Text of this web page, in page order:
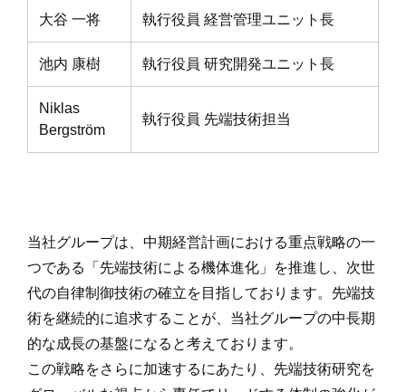
大谷 一将 執行役員 経営管理ユニット長
池内 康樹 執行役員 研究開発ユニット長
Niklas
Bergström
執行役員 先端技術担当
当社グループは、中期経営計画における重点戦略の一
つである「先端技術による機体進化」を推進し、次世
代の自律制御技術の確立を目指しております。先端技
術を継続的に追求することが、当社グループの中長期
的な成長の基盤になると考えております。
この戦略をさらに加速するにあたり、先端技術研究を